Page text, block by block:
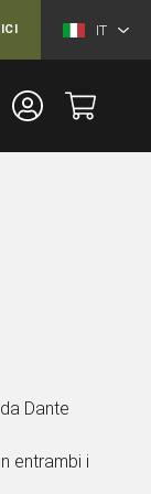
IT
da Dante